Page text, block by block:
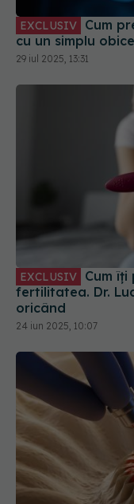
EXCLUSIV
cu un simplu
29 iul 2025, 13:31
EXCLUSIV
fertilitatea. Dr.
oricând
24 iun 2025, 10:07